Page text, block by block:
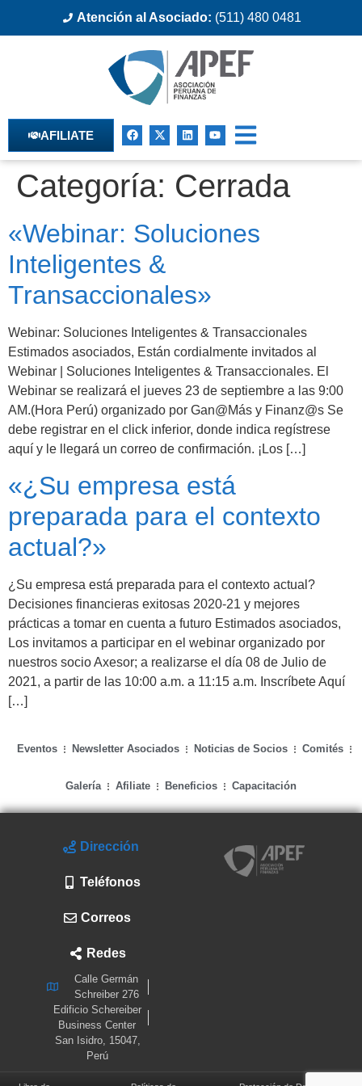
Atención al Asociado: (511) 480 0481
AFILIATE
Categoría: Cerrada
«Webinar: Soluciones
Inteligentes &
Transaccionales»
Webinar: Soluciones Inteligentes & Transaccionales
Estimados asociados, Están cordialmente invitados al
Webinar | Soluciones Inteligentes & Transaccionales. El
Webinar se realizará el jueves 23 de septiembre a las 9:00
AM.(Hora Perú) organizado por Gan@Más y Finanz@s Se
debe registrar en el click inferior, donde indica regístrese
aquí y le llegará un correo de confirmación. ¡Los […]
«¿Su empresa está
preparada para el contexto
actual?»
¿Su empresa está preparada para el contexto actual?
Decisiones financieras exitosas 2020-21 y mejores
prácticas a tomar en cuenta a futuro Estimados asociados,
Los invitamos a participar en el webinar organizado por
nuestros socio Axesor; a realizarse el día 08 de Julio de
2021, a partir de las 10:00 a.m. a 11:15 a.m. Inscríbete Aquí
[…]
Eventos Newsletter Asociados Noticias de Socios Comités
Galería Afiliate Beneficios Capacitación
Dirección
Teléfonos
Correos
Redes
Calle Germán
Schreiber 276
Edificio Schereiber
Business Center
San Isidro, 15047,
Perú